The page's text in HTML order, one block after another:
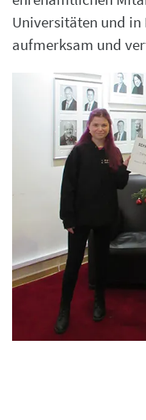
Universitäten und in
aufmerksam und